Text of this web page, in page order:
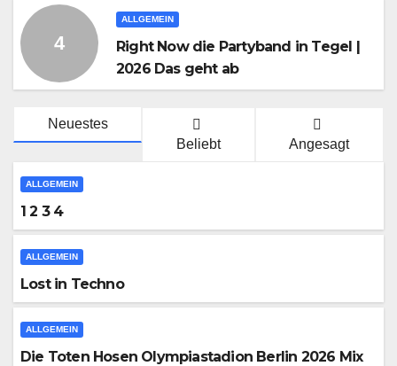
ALLGEMEIN
Right Now die Partyband in Tegel |
2026 Das geht ab
Neuestes
Beliebt
Angesagt
ALLGEMEIN
1 2 3 4
ALLGEMEIN
Lost in Techno
ALLGEMEIN
Die Toten Hosen Olympiastadion Berlin 2026 Mix